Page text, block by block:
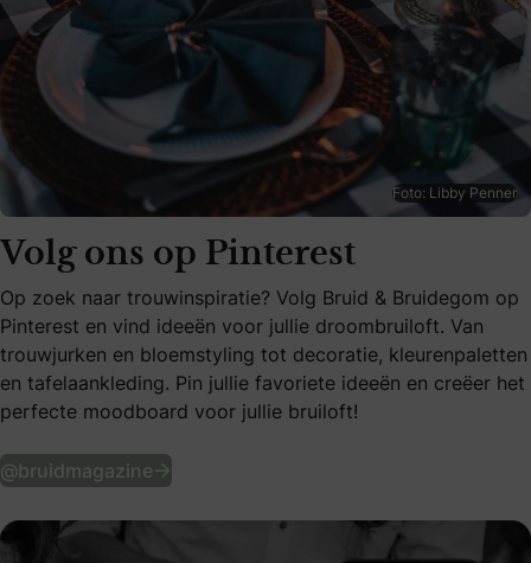
Foto: Libby Penner
Volg ons op Pinterest
Op zoek naar trouwinspiratie? Volg Bruid & Bruidegom op
Pinterest en vind ideeën voor jullie droombruiloft. Van
trouwjurken en bloemstyling tot decoratie, kleurenpaletten
en tafelaankleding. Pin jullie favoriete ideeën en creëer het
perfecte moodboard voor jullie bruiloft!
@bruidmagazine Volg ons op Pinterest